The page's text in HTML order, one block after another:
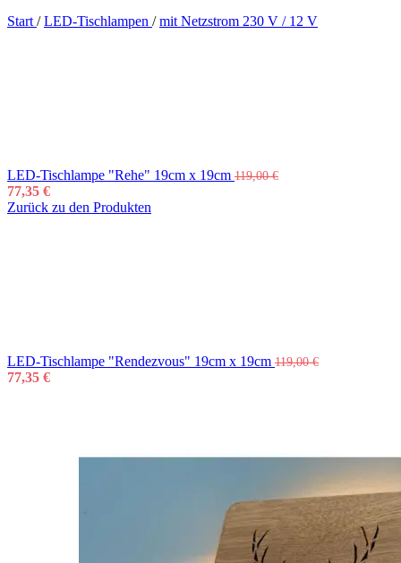
Start / LED-Tischlampen / mit Netzstrom 230 V / 12 V
LED-Tischlampe "Rehe" 19cm x 19cm 119,00€
77,35 €
Zurück zu den Produkten
LED-Tischlampe "Rendezvous" 19cm x 19cm 119,00€
77,35 €